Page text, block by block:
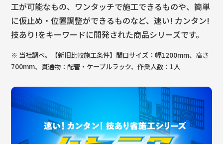
工が可能なもの、ワンタッチで施工できるものや、簡単
に仮止め・位置調整ができるものなど、速い! カンタン!
技あり!をキーワードに開発された商品シリーズです。
※ 当社調べ。【新旧比較施工条件】間口サイズ：幅1200mm、高さ
700mm、貫通物：配管・ケーブルラック、作業人数：1人